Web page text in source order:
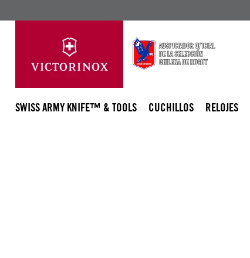
SWISS ARMY KNIFE™ & TOOLS CUCHILLOS RELOJES